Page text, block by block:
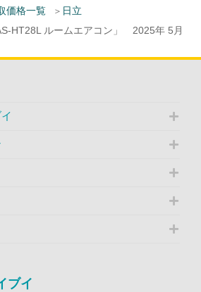
価格一覧
日立
HT28L ルームエアコン」 2025年 5月
ブイ